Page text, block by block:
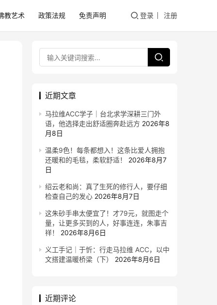
教艺术 政策法规 免责声明 登录 注册
近期文章
马拉维ACC学子｜台北求学深耕三门外
语，他选择走出舒适圈奔赴远方 2026年8
月8日
温柔9色！每条都想入！这条比爱人拥抱
还暖和的毛毯，柔软舒适！
2026年8月7
日
绍云老和尚：真了生死的修行人，要仔细
检查自己的发心 2026年8月7日
这朱砂手串太便宜了！才79元，就图走个
量，让更多买到的人，好事连连，朱事吉
祥！
2026年8月6日
义工手记｜于忻：行走马拉维 ACC，以中
文搭建温暖桥梁（下）
2026年8月6日
近期评论